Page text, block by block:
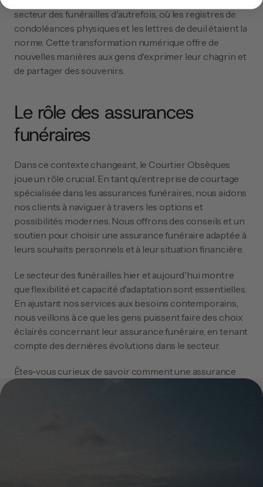
secteur des funérailles d'autrefois, où les registres de
condoléances physiques et les lettres de deuil étaient la
norme. Cette transformation numérique offre de
nouvelles manières aux gens d'exprimer leur chagrin et
de partager des souvenirs.
Le rôle des assurances
funéraires
Dans ce contexte changeant, le Courtier Obsèques
joue un rôle crucial. En tant qu'entreprise de courtage
spécialisée dans les assurances funéraires, nous aidons
nos clients à naviguer à travers les options et
possibilités modernes. Nous offrons des conseils et un
soutien pour choisir une assurance funéraire adaptée à
leurs souhaits personnels et à leur situation financière.
Le secteur des funérailles hier et aujourd'hui montre
que flexibilité et capacité d'adaptation sont essentielles.
En ajustant nos services aux besoins contemporains,
nous veillons à ce que les gens puissent faire des choix
éclairés concernant leur assurance funéraire, en tenant
compte des dernières évolutions dans le secteur.
Êtes-vous curieux de savoir comment une assurance